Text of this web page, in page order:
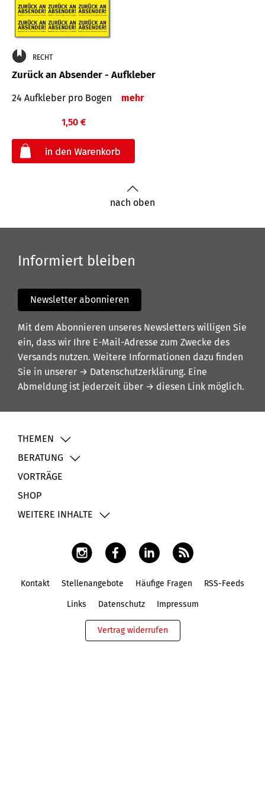
RECHT
Zurück an Absender - Aufkleber
24 Aufkleber pro Bogen mehr
1,50 €
nach oben
Informiert bleiben
Newsletter abonnieren
Mit dem Abonnieren unseres Newsletters willigen Sie
ein, dass wir Ihre E-Mail-Adresse zum Zwecke des
Versands nutzen. Weitere Informationen dazu finden
Sie in unserer → Datenschutzerklärung. Eine
Abmeldung ist jederzeit über → diesen Link möglich.
THEMEN
BERATUNG
VORTRÄGE
SHOP
WEITERE INHALTE
Kontakt Stellenangebote Häufige Fragen RSS-Feeds
Links Datenschutz Impressum
Vertrag widerrufen